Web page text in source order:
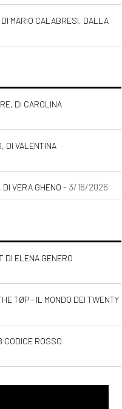
MARIO CALABRESI, DALLA
DI CAROLINA
DI VALENTINA
VERA GHENO - 3/16/2026
DI ELENA GENERO
TØP - IL MONDO DEI TWENTY
CODICE ROSSO